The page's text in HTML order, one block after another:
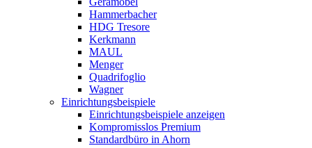
Hammerbacher
HDG Tresore
Kerkmann
MAUL
Menger
Quadrifoglio
Wagner
Einrichtungsbeispiele
Einrichtungsbeispiele anzeigen
Kompromisslos Premium
Standardbüro in Ahorn